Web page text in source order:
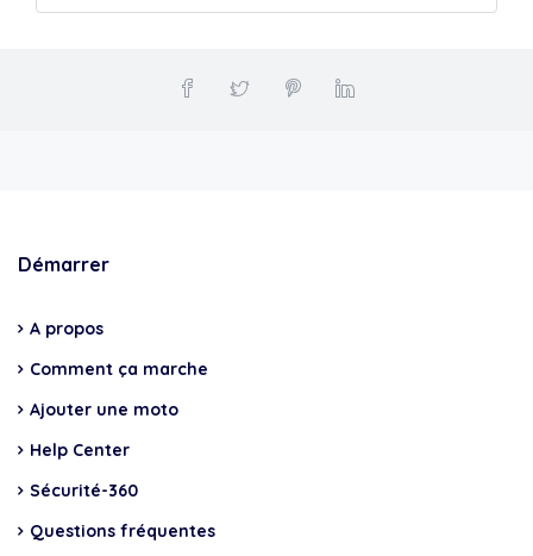
Démarrer
A propos
Comment ça marche
Ajouter une moto
Help Center
Sécurité-360
Questions fréquentes